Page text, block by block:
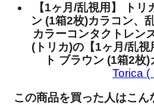
【1ヶ月/乱視用】 ト
ン (1箱2枚)カラコン、
カラーコンタクトレ
(トリカ)の【1ヶ月/乱
ト ブラウン (1箱2枚
Torica (
この商品を買った人はこ